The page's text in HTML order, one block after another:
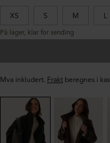
XS S M L
På lager, klar for sending
Mva inkludert. Frakt beregnes i